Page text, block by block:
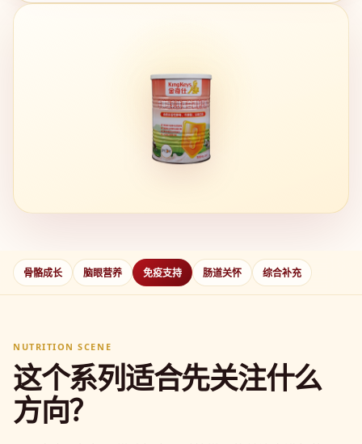
骨骼成长 脑眼营养 免疫支持 肠道关怀 综合补充
NUTRITION SCENE
这个系列适合先关注什么
方向？